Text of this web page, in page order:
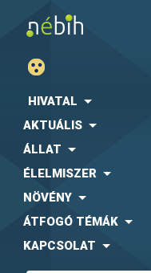
HIVATAL
AKTUÁLIS
ÁLLAT
ÉLELMISZER
NÖVÉNY
ÁTFOGÓ TÉMÁK
KAPCSOLAT